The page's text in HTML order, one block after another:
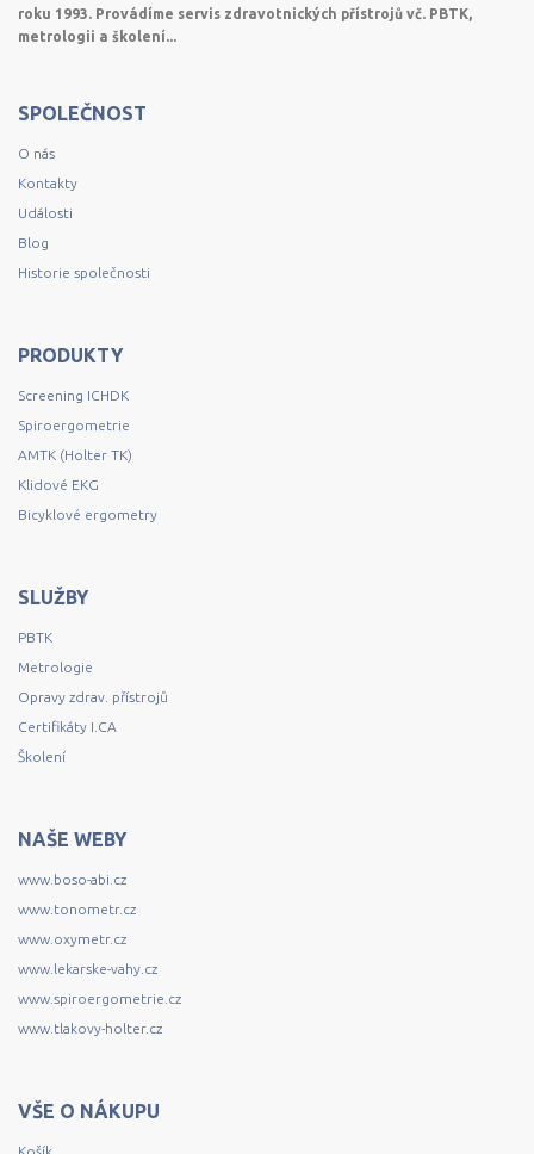
roku 1993. Provádíme servis zdravotnických přístrojů vč. PBTK,
metrologii a školení...
SPOLEČNOST
O nás
Kontakty
Události
Blog
Historie společnosti
PRODUKTY
Screening ICHDK
Spiroergometrie
AMTK (Holter TK)
Klidové EKG
Bicyklové ergometry
SLUŽBY
PBTK
Metrologie
Opravy zdrav. přístrojů
Certifikáty I.CA
Školení
NAŠE WEBY
www.boso-abi.cz
www.tonometr.cz
www.oxymetr.cz
www.lekarske-vahy.cz
www.spiroergometrie.cz
www.tlakovy-holter.cz
VŠE O NÁKUPU